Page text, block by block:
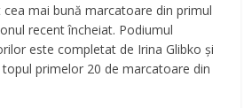
y
mai bună marcatoare din primul
recent încheiat. Podiumul
este completat de Irina Glibko și
primelor 20 de marcatoare din